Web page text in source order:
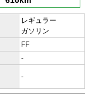
レギュラー
ガソリン
FF
-
-